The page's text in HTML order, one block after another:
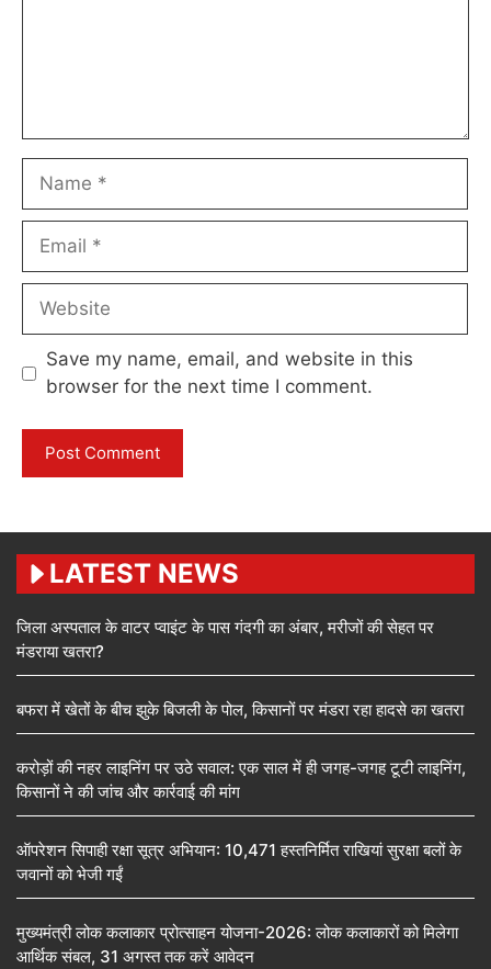
Name
Email
Website
Save my name, email, and website in this
browser for the next time I comment.
LATEST NEWS
जिला अस्पताल के वाटर प्वाइंट के पास गंदगी का अंबार, मरीजों की सेहत पर
मंडराया खतरा?
बफरा में खेतों के बीच झुके बिजली के पोल, किसानों पर मंडरा रहा हादसे का खतरा
करोड़ों की नहर लाइनिंग पर उठे सवाल: एक साल में ही जगह-जगह टूटी लाइनिंग,
किसानों ने की जांच और कार्रवाई की मांग
ऑपरेशन सिपाही रक्षा सूत्र अभियान: 10,471 हस्तनिर्मित राखियां सुरक्षा बलों के
जवानों को भेजी गईं
मुख्यमंत्री लोक कलाकार प्रोत्साहन योजना-2026: लोक कलाकारों को मिलेगा
आर्थिक संबल, 31 अगस्त तक करें आवेदन